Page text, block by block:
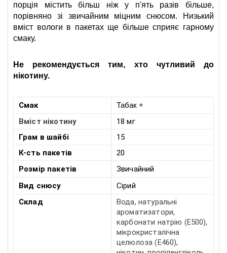
порція містить більш ніж у п'ять разів більше,
порівняно зі звичайним міцним снюсом. Низький
вміст вологи в пакетах ще більше сприяє гарному
смаку.
Не рекомендується тим, хто чутливий до
нікотину.
Смак Табак +
Вміст нікотину
18 мг
Грам в шайбі
15
К-сть пакетів
20
Розмір пакетів
Звичайний
Вид снюсу
Сірий
Склад
Вода, натуральні
ароматизатори,
карбонати натрію (E500),
мікрокристалічна
целюлоза (E460),